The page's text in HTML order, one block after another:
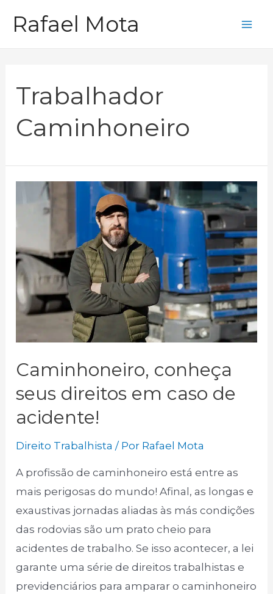
paraRafael Mota
Trabalhador
Caminhoneiro
Caminhoneiro, conheça
seus direitos em caso de
acidente!
Direito Trabalhista / Por Rafael Mota
A profissão de caminhoneiro está entre as
mais perigosas do mundo! Afinal, as longas e
exaustivas jornadas aliadas às más condições
das rodovias são um prato cheio para
acidentes de trabalho. Se isso acontecer, a lei
garante uma série de direitos trabalhistas e
previdenciários para amparar o caminhoneiro